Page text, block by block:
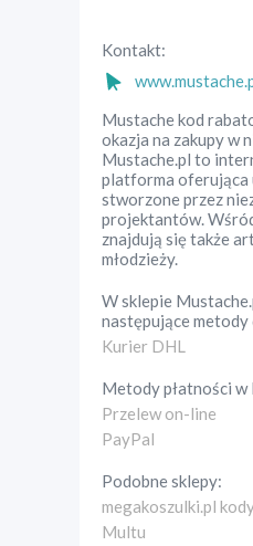
Kontakt:
Mustache kod
okazja na zakupy w
Mustache.pl to
platforma oferująca
stworzone przez
projektantów.
znajdują się także
młodzieży.
W sklepie
następujące
Kurier DHL
Metody płatności w
Przelew on-line
PayPal
Podobne sklepy:
megakoszulki.pl
Multu